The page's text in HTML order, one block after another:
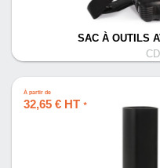
SAC À OUTILS
À partir de
32,65 € HT *